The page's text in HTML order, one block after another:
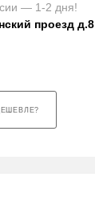
— 1-2 дня!
проезд д.8